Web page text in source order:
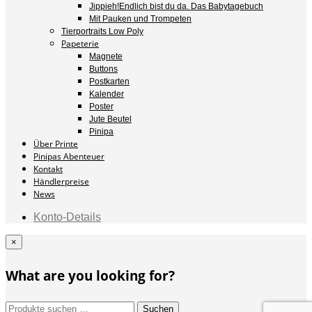
Jippieh!Endlich bist du da. Das Babytagebuch
Mit Pauken und Trompeten
Tierportraits Low Poly
Papeterie
Magnete
Buttons
Postkarten
Kalender
Poster
Jute Beutel
Pinipa
Über Printe
Pinipas Abenteuer
Kontakt
Händlerpreise
News
Konto-Details
×
What are you looking for?
Suchen Suchen